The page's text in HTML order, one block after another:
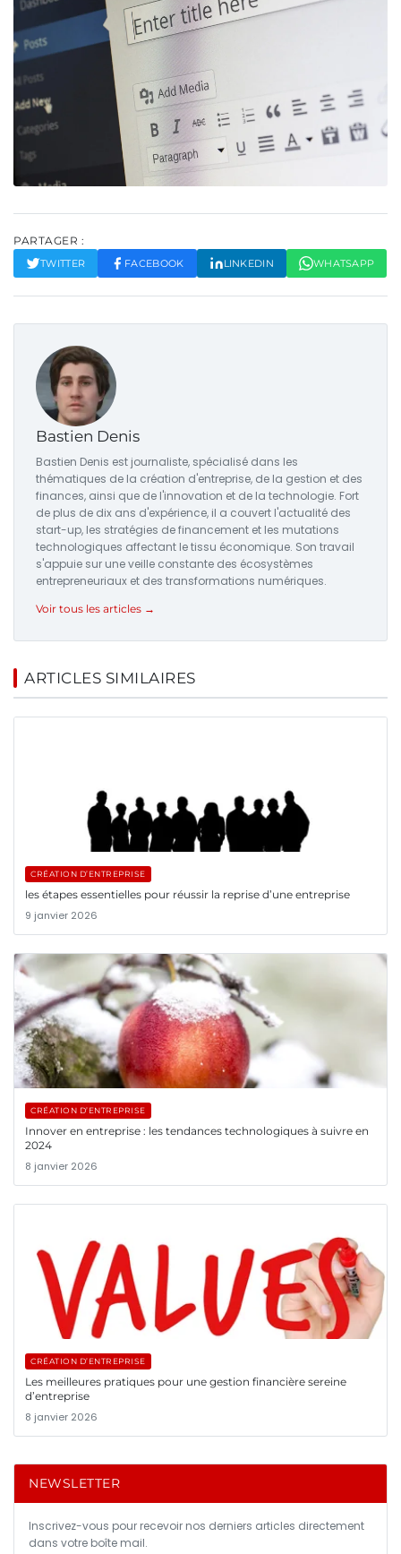
PARTAGER :
TWITTER FACEBOOK LINKEDIN WHATSAPP
Bastien Denis
Bastien Denis est journaliste, spécialisé dans les
thématiques de la création d'entreprise, de la gestion et des
finances, ainsi que de l'innovation et de la technologie. Fort
de plus de dix ans d'expérience, il a couvert l'actualité des
start-up, les stratégies de financement et les mutations
technologiques affectant le tissu économique. Son travail
s'appuie sur une veille constante des écosystèmes
entrepreneuriaux et des transformations numériques.
Voir tous les articles →
ARTICLES SIMILAIRES
CRÉATION D’ENTREPRISE
les étapes essentielles pour réussir la reprise d’une entreprise
9 janvier 2026
CRÉATION D’ENTREPRISE
Innover en entreprise : les tendances technologiques à suivre en
2024
8 janvier 2026
CRÉATION D’ENTREPRISE
Les meilleures pratiques pour une gestion financière sereine
d’entreprise
8 janvier 2026
NEWSLETTER
Inscrivez-vous pour recevoir nos derniers articles directement
dans votre boîte mail.